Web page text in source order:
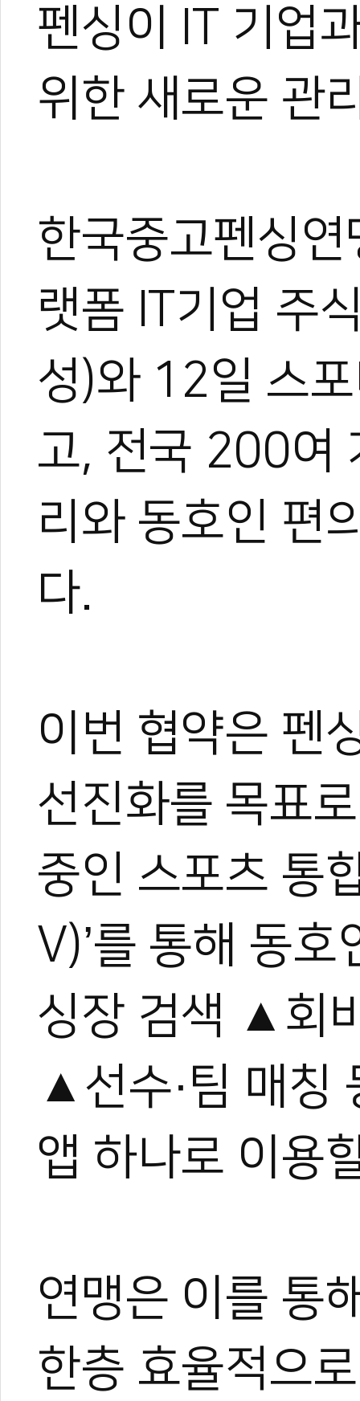
펜싱이 IT 기업
위한 새로운 관
한국중고펜싱
랫폼 IT기업 주
성)와 12일 스
고, 전국 200여
리와 동호인 편
다.
이번 협약은 펜
선진화를 목표
중인 스포츠 통
V)’를 통해 동
싱장 검색 ▲회
▲선수·팀 매칭
앱 하나로 이용
연맹은 이를 통
한층 효율적으